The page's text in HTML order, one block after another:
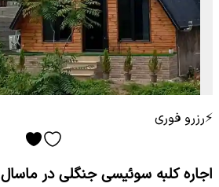
⚡رزرو فوری
اجاره کلبه سوئیسی جنگلی در ماسال